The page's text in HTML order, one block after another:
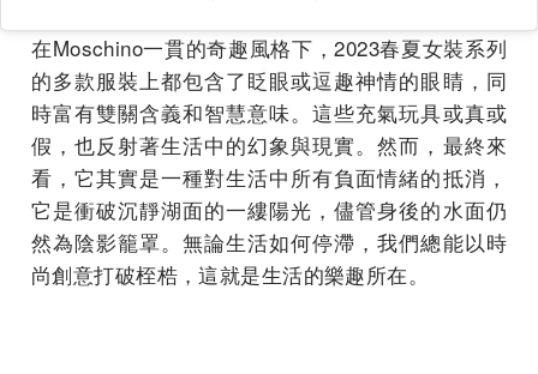
在Moschino一貫的奇趣風格下，2023春夏女裝系列
的多款服裝上都包含了眨眼或逗趣神情的眼睛，同
時富有雙關含義和智慧意味。這些充氣玩具或真或
假，也反射著生活中的幻象與現實。然而，最終來
看，它其實是一種對生活中所有負面情緒的抵消，
它是衝破沉靜湖面的一縷陽光，儘管身後的水面仍
然為陰影籠罩。無論生活如何停滯，我們總能以時
尚創意打破桎梏，這就是生活的樂趣所在。